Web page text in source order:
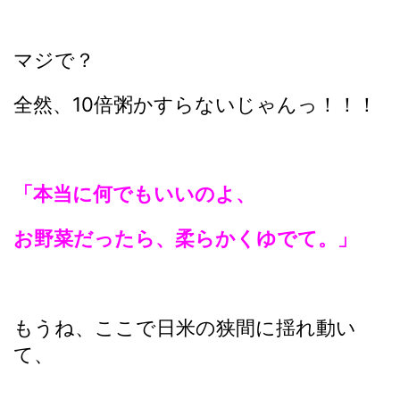
マジで？
全然、10倍粥かすらないじゃんっ！！！
「本当に何でもいいのよ、
お野菜だったら、柔らかくゆでて。」
もうね、ここで日米の狭間に揺れ動い
て、